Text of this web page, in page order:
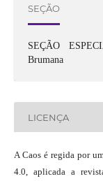
SEÇÃO
SEÇÃO
Brumana
LICENÇA
A Caos é regida por
4.0, aplicada a